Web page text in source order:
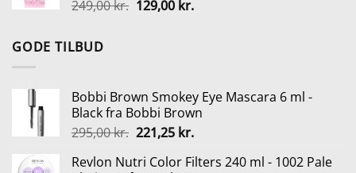
450,00 kr..405,00 kr..
249,00kr. Den
129,00 kr.Den
GODE TILBUD
Bobbi Brown Smokey Eye Mascara 6 ml -
Black fra Bobbi Brown
295,00kr. Den
pris
221,25 kr.Den
pris
Revlon Nutri Color Filters 240 ml - 1002 Pale